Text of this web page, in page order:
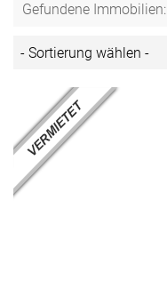
Gefundene Immobilien: